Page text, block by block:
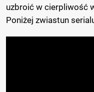
uzbroić w cierpliwość
Poniżej zwiastun